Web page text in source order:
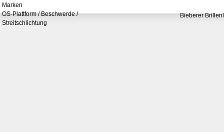
Marken
OS-Plattform / Beschwerde /
Streitschlichtung
Bieberer